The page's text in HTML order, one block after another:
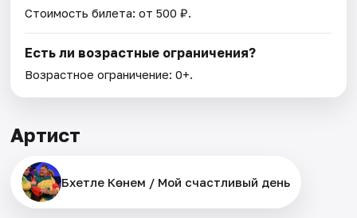
Стоимость билета: от 500 ₽.
Есть ли возрастные ограничения?
Возрастное ограничение: 0+.
Артист
Бәхетле Көнем / Мой счастливый день